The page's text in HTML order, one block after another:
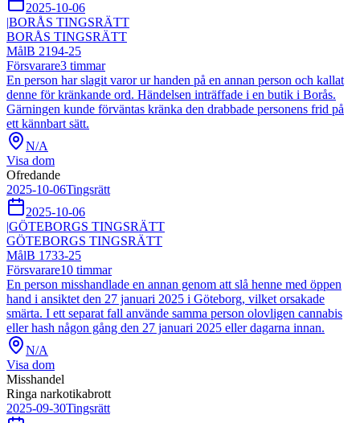
2025-10-06
|BORÅS TINGSRÄTT
BORÅS TINGSRÄTT
MålB 2194-25
Försvarare3 timmar
En person har slagit varor ur handen på en annan person och kallat
denne för kränkande ord. Händelsen inträffade i en butik i Borås.
Gärningen kunde förväntas kränka den drabbade personens frid på
ett kännbart sätt.
N/A
Visa dom
Ofredande
2025-10-06Tingsrätt
2025-10-06
|GÖTEBORGS TINGSRÄTT
GÖTEBORGS TINGSRÄTT
MålB 1733-25
Försvarare10 timmar
En person misshandlade en annan genom att slå henne med öppen
hand i ansiktet den 27 januari 2025 i Göteborg, vilket orsakade
smärta. I ett separat fall använde samma person olovligen cannabis
eller hash någon gång den 27 januari 2025 eller dagarna innan.
N/A
Visa dom
Misshandel
Ringa narkotikabrott
2025-09-30Tingsrätt